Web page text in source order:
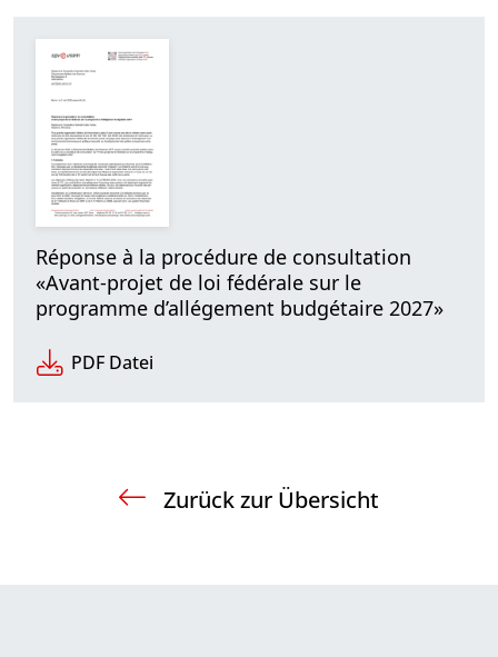
Réponse à la procédure de consultation
«Avant-projet de loi fédérale sur le
programme d’allégement budgétaire 2027»
PDF Datei
Zurück zur Übersicht